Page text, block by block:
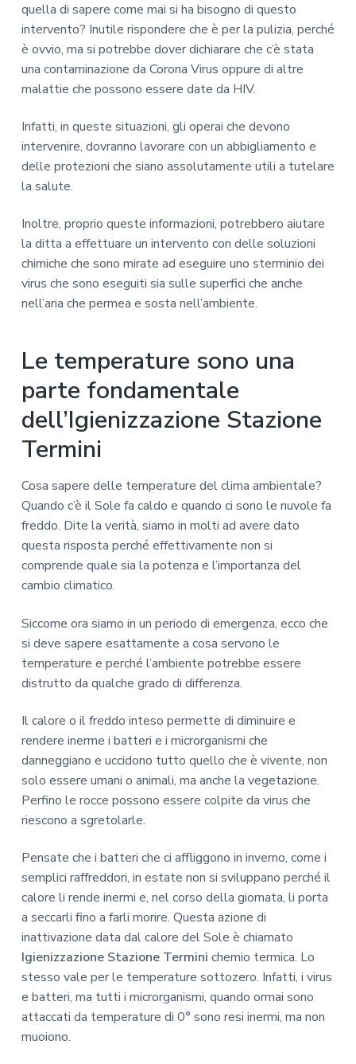
quella di sapere come mai si ha bisogno di questo
intervento? Inutile rispondere che è per la pulizia, perché
è ovvio, ma si potrebbe dover dichiarare che c’è stata
una contaminazione da Corona Virus oppure di altre
malattie che possono essere date da HIV.
Infatti, in queste situazioni, gli operai che devono
intervenire, dovranno lavorare con un abbigliamento e
delle protezioni che siano assolutamente utili a tutelare
la salute.
Inoltre, proprio queste informazioni, potrebbero aiutare
la ditta a effettuare un intervento con delle soluzioni
chimiche che sono mirate ad eseguire uno sterminio dei
virus che sono eseguiti sia sulle superfici che anche
nell’aria che permea e sosta nell’ambiente.
Le temperature sono una
parte fondamentale
dell’Igienizzazione Stazione
Termini
Cosa sapere delle temperature del clima ambientale?
Quando c’è il Sole fa caldo e quando ci sono le nuvole fa
freddo. Dite la verità, siamo in molti ad avere dato
questa risposta perché effettivamente non si
comprende quale sia la potenza e l’importanza del
cambio climatico.
Siccome ora siamo in un periodo di emergenza, ecco che
si deve sapere esattamente a cosa servono le
temperature e perché l’ambiente potrebbe essere
distrutto da qualche grado di differenza.
Il calore o il freddo inteso permette di diminuire e
rendere inerme i batteri e i microrganismi che
danneggiano e uccidono tutto quello che è vivente, non
solo essere umani o animali, ma anche la vegetazione.
Perfino le rocce possono essere colpite da virus che
riescono a sgretolarle.
Pensate che i batteri che ci affliggono in inverno, come i
semplici raffreddori, in estate non si sviluppano perché il
calore li rende inermi e, nel corso della giornata, li porta
a seccarli fino a farli morire. Questa azione di
inattivazione data dal calore del Sole è chiamato
Igienizzazione Stazione Termini chemio termica. Lo
stesso vale per le temperature sottozero. Infatti, i virus
e batteri, ma tutti i microrganismi, quando ormai sono
attaccati da temperature di 0° sono resi inermi, ma non
muoiono.